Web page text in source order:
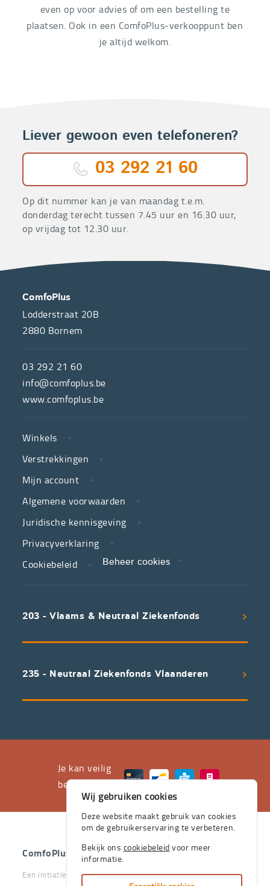
even op voor advies of om een bestelling te
plaatsen. Ook in een ComfoPlus-verkooppunt ben
je altijd welkom.
Liever gewoon even telefoneren?
03 292 21 60
Op dit nummer kan je van maandag t.e.m.
donderdag terecht tussen 7.45 uur en 16.30 uur,
op vrijdag tot 12.30 uur.
OVER
ONS
de
hulpmiddelenwinkel
van
neutrale
ziekenfondsen,
is
partner
in
zorg.
We
voorwaarden
uitstekend
waarvan
huis
stevige
zijn.
CONTACT
ComfoPlus
Lodderstraat 20B
2880 Bornem
03 292 21 60
info@comfoplus.be
www.comfoplus.be
LINKS
Winkels
Verstrekkingen
Mijn account
Algemene voorwaarden
Juridische kennisgeving
Privacyverklaring
Cookiebeleid
Beheer cookies
203 - Vlaams & Neutraal Ziekenfonds
235 - Neutraal Ziekenfonds Vlaanderen
Je kan veilig
betalen met
ComfoPlus - 2026 - Alle rechten voorbehouden.
Een initiatief van het Vlaams & Neutraal Ziekenfonds en van
Wij gebruiken cookies
Deze website maakt gebruik van cookies
om de gebruikerservaring te verbeteren.
Bekijk ons cookiebeleid voor meer
informatie.